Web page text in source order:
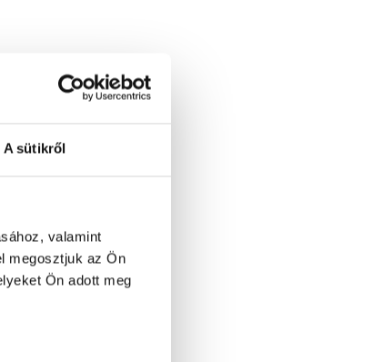
A sütikről
valamint
megosztjuk az Ön
Ön adott meg